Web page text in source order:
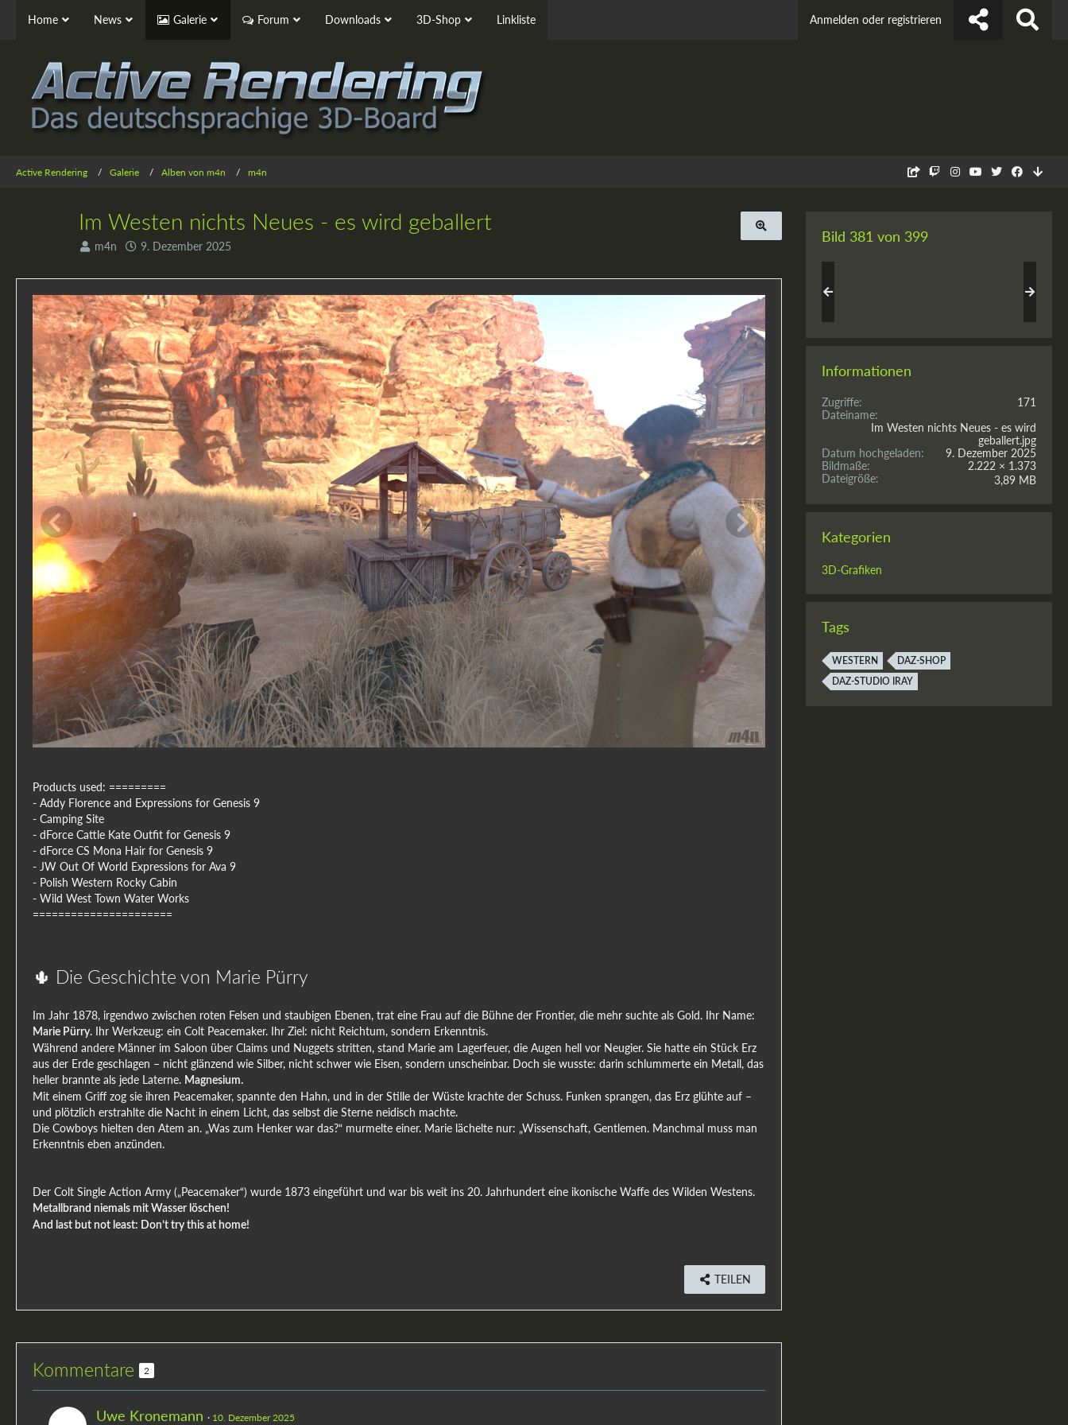
Home News Galerie Forum Downloads 3D-Shop Linkliste Anmelden oder registrieren
Active Rendering Galerie Alben von m4n m4n
Im Westen nichts Neues - es wird geballert
m4n 9. Dezember 2025
Products used: =========
- Addy Florence and Expressions for Genesis 9
- Camping Site
- dForce Cattle Kate Outfit for Genesis 9
- dForce CS Mona Hair for Genesis 9
- JW Out Of World Expressions for Ava 9
- Polish Western Rocky Cabin
- Wild West Town Water Works
======================
🌵 Die Geschichte von Marie Pürry
Im Jahr 1878, irgendwo zwischen roten Felsen und staubigen Ebenen, trat eine Frau auf die Bühne der Frontier, die mehr suchte als Gold. Ihr Name:
Marie Pürry. Ihr Werkzeug: ein Colt Peacemaker. Ihr Ziel: nicht Reichtum, sondern Erkenntnis.
Während andere Männer im Saloon über Claims und Nuggets stritten, stand Marie am Lagerfeuer, die Augen hell vor Neugier. Sie hatte ein Stück Erz
aus der Erde geschlagen – nicht glänzend wie Silber, nicht schwer wie Eisen, sondern unscheinbar. Doch sie wusste: darin schlummerte ein Metall, das
heller brannte als jede Laterne. Magnesium.
Mit einem Griff zog sie ihren Peacemaker, spannte den Hahn, und in der Stille der Wüste krachte der Schuss. Funken sprangen, das Erz glühte auf –
und plötzlich erstrahlte die Nacht in einem Licht, das selbst die Sterne neidisch machte.
Die Cowboys hielten den Atem an. „Was zum Henker war das?“ murmelte einer. Marie lächelte nur: „Wissenschaft, Gentlemen. Manchmal muss man
Erkenntnis eben anzünden.
Der Colt Single Action Army („Peacemaker“) wurde 1873 eingeführt und war bis weit ins 20. Jahrhundert eine ikonische Waffe des Wilden Westens.
Metallbrand niemals mit Wasser löschen!
And last but not least: Don’t try this at home!
TEILEN
Kommentare 2
Uwe Kronemann 10. Dezember 2025
Bild 381 von 399
Informationen
Zugriffe
171
Dateiname
Im Westen nichts Neues - es wird
geballert.jpg
Datum hochgeladen
9. Dezember 2025
Bildmaße
2.222 × 1.373
Dateigröße
3,89 MB
Kategorien
3D-Grafiken
Tags
WESTERN DAZ-SHOP
DAZ-STUDIO IRAY